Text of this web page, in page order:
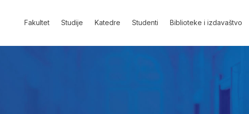
Fakultet Studije Katedre Studenti Biblioteke i izdavaštvo